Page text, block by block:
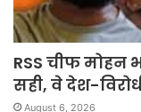
RSS चीफ मोहन
सही, वे देश-
August 6, 2026